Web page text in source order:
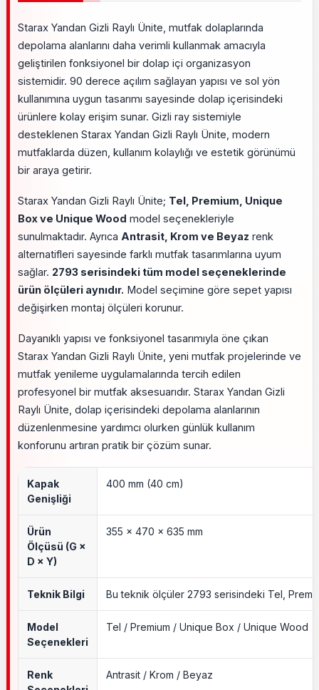
Starax Yandan Gizli Raylı Ünite, mutfak dolaplarında
depolama alanlarını daha verimli kullanmak amacıyla
geliştirilen fonksiyonel bir dolap içi organizasyon
sistemidir. 90 derece açılım sağlayan yapısı ve sol yön
kullanımına uygun tasarımı sayesinde dolap içerisindeki
ürünlere kolay erişim sunar. Gizli ray sistemiyle
desteklenen Starax Yandan Gizli Raylı Ünite, modern
mutfaklarda düzen, kullanım kolaylığı ve estetik görünümü
bir araya getirir.
Starax Yandan Gizli Raylı Ünite; Tel, Premium, Unique
Box ve Unique Wood model seçenekleriyle
sunulmaktadır. Ayrıca Antrasit, Krom ve Beyaz renk
alternatifleri sayesinde farklı mutfak tasarımlarına uyum
sağlar. 2793 serisindeki tüm model seçeneklerinde
ürün ölçüleri aynıdır. Model seçimine göre sepet yapısı
değişirken montaj ölçüleri korunur.
Dayanıklı yapısı ve fonksiyonel tasarımıyla öne çıkan
Starax Yandan Gizli Raylı Ünite, yeni mutfak projelerinde ve
mutfak yenileme uygulamalarında tercih edilen
profesyonel bir mutfak aksesuarıdır. Starax Yandan Gizli
Raylı Ünite, dolap içerisindeki depolama alanlarının
düzenlenmesine yardımcı olurken günlük kullanım
konforunu artıran pratik bir çözüm sunar.
Kapak
Genişliği
400 mm (40 cm)
Ürün
Ölçüsü (G ×
D × Y)
355 × 470 × 635 mm
Teknik Bilgi Bu teknik ölçüler 2793 serisindeki Tel,
Model
Seçenekleri
Tel / Premium / Unique Box / Unique Wood
Renk
Antrasit / Krom / Beyaz